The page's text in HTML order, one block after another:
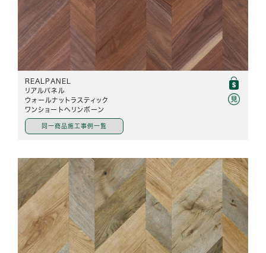
REALPANEL
リアルパネル
ウォールナットラスティック
ワンショートヘリンボーン
同一商品施工事例一覧